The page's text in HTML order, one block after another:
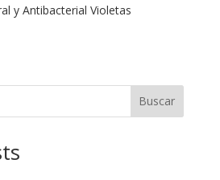
y Antibacterial Violetas
Buscar